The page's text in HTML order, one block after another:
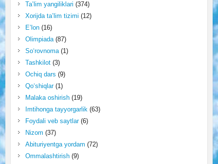
Ta’lim yangiliklari (374)
Xorijda ta’lim tizimi (12)
E’lon(16)
Olimpiada(87)
So‘rovnoma(1)
Tashkilot(3)
Ochiq dars (9)
Qo‘shiqlar(1)
Malaka oshirish(19)
Imtihonga tayyorgarlik(63)
Foydali veb saytlar(6)
Nizom (37)
Abituriyentga yordam (72)
Ommalashtirish(9)